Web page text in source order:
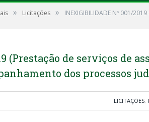
» Licitações » INEXIGIBILIDADE Nº 001/
(Prestação de serviços de
dos processos
LICITAÇÕES,